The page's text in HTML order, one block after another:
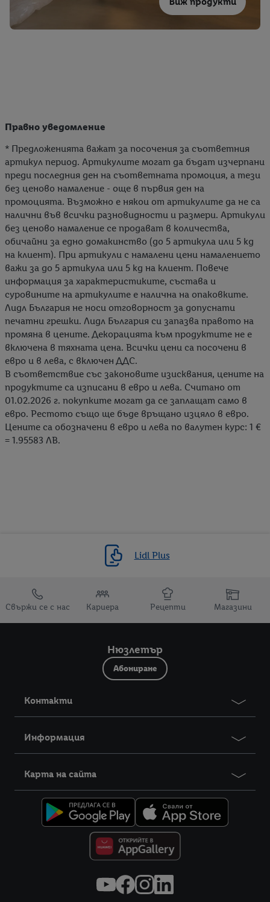
Правно уведомление
* Предложенията важат за посочения за съответния
артикул период. Артикулите могат да бъдат изчерпани
преди последния ден на съответната промоция, а тези
без ценово намаление - още в първия ден на
промоцията. Възможно е някои от артикулите да не са
налични във всички разновидности и размери. Артикули
без ценово намаление се продават в количества,
обичайни за едно домакинство (до 5 артикула или 5 kg
на клиент). При артикули с намалени цени намалението
важи за до 5 артикула или 5 kg на клиент. Повече
информация за характеристиките, състава и
суровините на артикулите е налична на опаковките.
Лидл България не носи отговорност за допуснати
печатни грешки. Лидл България си запазва правото на
промяна в цените. Декорацията към продуктите не е
включена в тяхната цена. Всички цени са посочени в
евро и в лева, с включен ДДС.
В съответствие със законовите изисквания, цените на
продуктите са изписани в евро и лева. Считано от
01.02.2026 г. покупките могат да се заплащат само в
евро. Рестото също ще бъде връщано изцяло в евро.
Цените са обозначени в евро и лева по валутен курс: 1 €
= 1.95583 ЛВ.
Lidl Plus
Препратки към
Свържи се с нас Кариера Рецепти Магазини
Нюзлетър
Абониране
Контакти
Информация
Карта на сайта